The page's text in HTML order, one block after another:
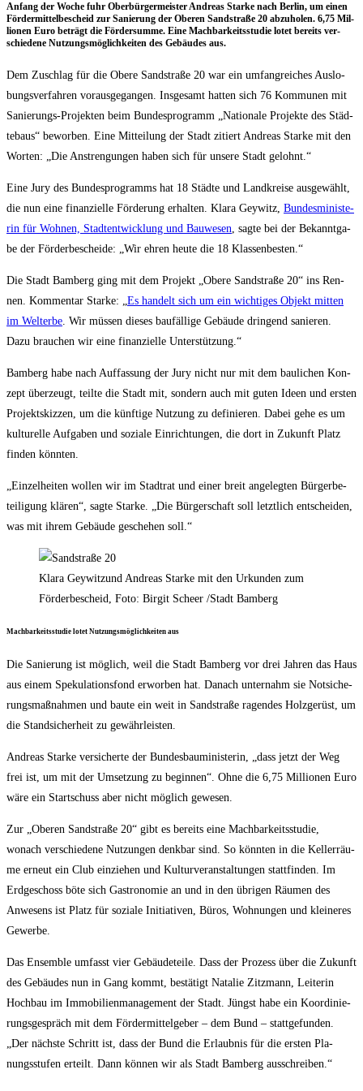
Anfang der Woche fuhr Ober­bür­ger­meis­ter Andre­as Star­ke nach Ber­lin, um einen
För­der­mit­tel­be­scheid zur Sanie­rung der Obe­ren Sand­stra­ße 20 abzu­ho­len. 6,75 Mil­
lio­nen Euro beträgt die För­der­sum­me. Eine Mach­bar­keits­stu­die lotet bereits ver­
schie­de­ne Nut­zungs­mög­lich­kei­ten des Gebäu­des aus.
Dem Zuschlag für die Obe­re Sand­stra­ße 20 war ein umfang­rei­ches Aus­lo­
bungs­ver­fah­ren vor­aus­ge­gan­gen. Ins­ge­samt hat­ten sich 76 Kom­mu­nen mit
Sanie­rungs-Pro­jek­ten beim Bun­des­pro­gramm „Natio­na­le Pro­jek­te des Städ­
te­baus“ bewor­ben. Eine Mit­tei­lung der Stadt zitiert Andre­as Star­ke mit den
Wor­ten: „Die Anstren­gun­gen haben sich für unse­re Stadt gelohnt.“
Eine Jury des Bun­des­pro­gramms hat 18 Städ­te und Land­krei­se aus­ge­wählt,
die nun eine finan­zi­el­le För­de­rung erhal­ten. Kla­ra Gey­witz, Bun­des­mi­nis­te­
rin für Woh­nen, Stadt­ent­wick­lung und Bau­we­sen , sag­te bei der Bekannt­ga­
be der För­der­be­schei­de: „Wir ehren heu­te die 18 Klassenbesten.“
Die Stadt Bam­berg ging mit dem Pro­jekt „Obe­re Sand­stra­ße 20“ ins Ren­
nen. Kom­men­tar Star­ke: „ Es han­delt sich um ein wich­ti­ges Objekt mit­ten
im Welt­erbe . Wir müs­sen die­ses bau­fäl­li­ge Gebäu­de drin­gend sanie­ren.
Dazu brau­chen wir eine finan­zi­el­le Unterstützung.“
Bam­berg habe nach Auf­fas­sung der Jury nicht nur mit dem bau­li­chen Kon­
zept über­zeugt, teil­te die Stadt mit, son­dern auch mit guten Ideen und ers­ten
Pro­jekt­skiz­zen, um die künf­ti­ge Nut­zung zu defi­nie­ren. Dabei gehe es um
kul­tu­rel­le Auf­ga­ben und sozia­le Ein­rich­tun­gen, die dort in Zukunft Platz
fin­den könnten.
„Ein­zel­hei­ten wol­len wir im Stadt­rat und einer breit ange­leg­ten Bür­ger­be­
tei­li­gung klä­ren“, sag­te Star­ke. „Die Bür­ger­schaft soll letzt­lich ent­schei­den,
was mit ihrem Gebäu­de gesche­hen soll.“
Kla­ra Gey­wit­zund Andre­as Star­ke mit den Urkun­den zum
För­der­be­scheid, Foto: Bir­git Scheer /​Stadt Bamberg
Mach­bar­keits­stu­die lotet Nut­zungs­mög­lich­kei­ten aus
Die Sanie­rung ist mög­lich, weil die Stadt Bam­berg vor drei Jah­ren das Haus
aus einem Spe­ku­la­ti­ons­fond erwor­ben hat. Danach unter­nahm sie Not­si­che­
rungs­maß­nah­men und bau­te ein weit in Sand­stra­ße ragen­des Holz­ge­rüst, um
die Stand­si­cher­heit zu gewährleisten.
Andre­as Star­ke ver­si­cher­te der Bun­des­bau­mi­nis­te­rin, „dass jetzt der Weg
frei ist, um mit der Umset­zung zu begin­nen“. Ohne die 6,75 Mil­lio­nen Euro
wäre ein Start­schuss aber nicht mög­lich gewesen.
Zur „Obe­ren Sand­stra­ße 20“ gibt es bereits eine Mach­bar­keits­stu­die,
wonach ver­schie­de­ne Nut­zun­gen denk­bar sind. So könn­ten in die Kel­ler­räu­
me erneut ein Club ein­zie­hen und Kul­tur­ver­an­stal­tun­gen statt­fin­den. Im
Erd­ge­schoss böte sich Gas­tro­no­mie an und in den übri­gen Räu­men des
Anwe­sens ist Platz für sozia­le Initia­ti­ven, Büros, Woh­nun­gen und klei­ne­res
Gewerbe.
Das Ensem­ble umfasst vier Gebäu­de­tei­le. Dass der Pro­zess über die Zukunft
des Gebäu­des nun in Gang kommt, bestä­tigt Nata­lie Zitz­mann, Lei­te­rin
Hoch­bau im Immo­bi­li­en­ma­nage­ment der Stadt. Jüngst habe ein Koor­di­nie­
rungs­ge­spräch mit dem För­der­mit­tel­ge­ber – dem Bund – statt­ge­fun­den.
„Der nächs­te Schritt ist, dass der Bund die Erlaub­nis für die ers­ten Pla­
nungs­stu­fen erteilt. Dann kön­nen wir als Stadt Bam­berg ausschreiben.“